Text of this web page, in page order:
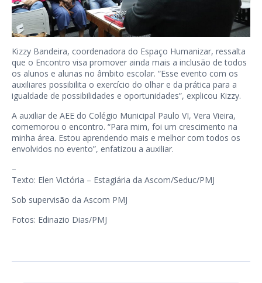
Kizzy Bandeira, coordenadora do Espaço Humanizar, ressalta
que o Encontro visa promover ainda mais a inclusão de todos
os alunos e alunas no âmbito escolar. “Esse evento com os
auxiliares possibilita o exercício do olhar e da prática para a
igualdade de possibilidades e oportunidades”, explicou Kizzy.
A auxiliar de AEE do Colégio Municipal Paulo VI, Vera Vieira,
comemorou o encontro. “Para mim, foi um crescimento na
minha área. Estou aprendendo mais e melhor com todos os
envolvidos no evento”, enfatizou a auxiliar.
–
Texto: Elen Victória – Estagiária da Ascom/Seduc/PMJ
Sob supervisão da Ascom PMJ
Fotos: Edinazio Dias/PMJ